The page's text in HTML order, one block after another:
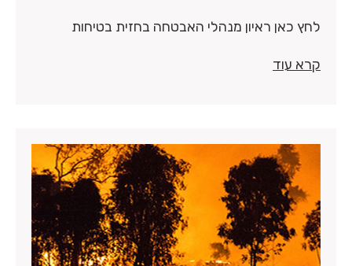
לחץ כאן ראיון מנהלי האבטחה בחזית בטיחות
קרא עוד